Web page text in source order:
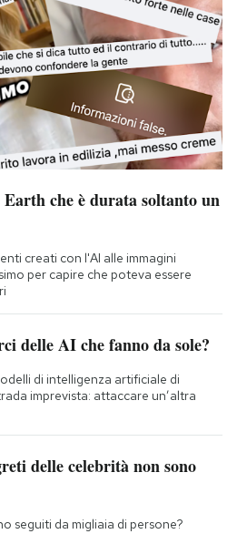
che è durata soltanto un
creati con l'AI alle immagini
per capire che poteva essere
delle AI che fanno da sole?
di intelligenza artificiale di
imprevista: attaccare un’altra
delle celebrità non sono
seguiti da migliaia di persone?